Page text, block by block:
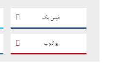
فیس بک
یو ٹیوب